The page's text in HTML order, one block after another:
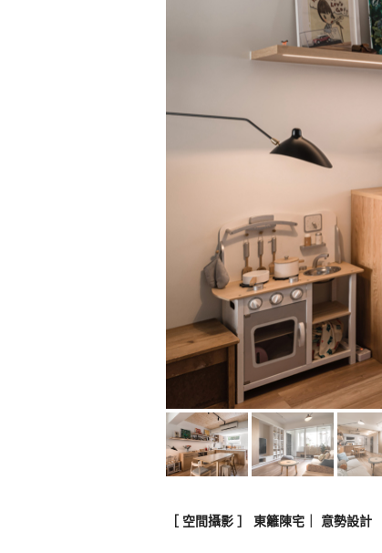
［ 空間攝影 ］ 東籬陳宅｜ 意勢設計